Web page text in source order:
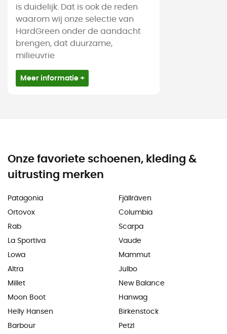
is duidelijk. Dat is ook de reden
waarom wij onze selectie van
HardGreen onder de aandacht
brengen, dat duurzame,
milieuvrie
Meer informatie +
Onze favoriete schoenen, kleding &
uitrusting merken
Patagonia
Ortovox
Rab
La Sportiva
Lowa
Altra
Millet
Moon Boot
Helly Hansen
Barbour
Fjällräven
Columbia
Scarpa
Vaude
Mammut
Julbo
New Balance
Hanwag
Birkenstock
Petzl